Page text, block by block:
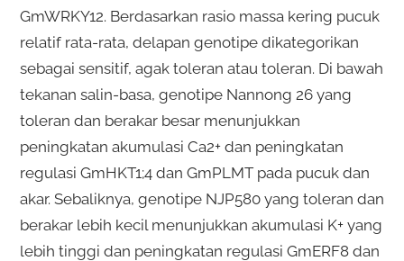
GmWRKY12. Berdasarkan rasio massa kering pucuk
relatif rata-rata, delapan genotipe dikategorikan
sebagai sensitif, agak toleran atau toleran. Di bawah
tekanan salin-basa, genotipe Nannong 26 yang
toleran dan berakar besar menunjukkan
peningkatan akumulasi Ca2+ dan peningkatan
regulasi GmHKT1;4 dan GmPLMT pada pucuk dan
akar. Sebaliknya, genotipe NJP580 yang toleran dan
berakar lebih kecil menunjukkan akumulasi K+ yang
lebih tinggi dan peningkatan regulasi GmERF8 dan